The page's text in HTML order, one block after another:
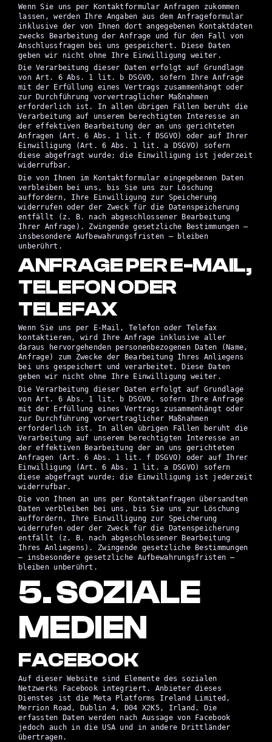
Wenn Sie uns per Kontaktformular Anfragen zukommen
lassen, werden Ihre Angaben aus dem Anfrageformular
inklusive der von Ihnen dort angegebenen Kontaktdaten
zwecks Bearbeitung der Anfrage und für den Fall von
Anschlussfragen bei uns gespeichert. Diese Daten
geben wir nicht ohne Ihre Einwilligung weiter.
Die Verarbeitung dieser Daten erfolgt auf Grundlage
von Art. 6 Abs. 1 lit. b DSGVO, sofern Ihre Anfrage
mit der Erfüllung eines Vertrags zusammenhängt oder
zur Durchführung vorvertraglicher Maßnahmen
erforderlich ist. In allen übrigen Fällen beruht die
Verarbeitung auf unserem berechtigten Interesse an
der effektiven Bearbeitung der an uns gerichteten
Anfragen (Art. 6 Abs. 1 lit. f DSGVO) oder auf Ihrer
Einwilligung (Art. 6 Abs. 1 lit. a DSGVO) sofern
diese abgefragt wurde; die Einwilligung ist jederzeit
widerrufbar.
Die von Ihnen im Kontaktformular eingegebenen Daten
verbleiben bei uns, bis Sie uns zur Löschung
auffordern, Ihre Einwilligung zur Speicherung
widerrufen oder der Zweck für die Datenspeicherung
entfällt (z. B. nach abgeschlossener Bearbeitung
Ihrer Anfrage). Zwingende gesetzliche Bestimmungen –
insbesondere Aufbewahrungsfristen – bleiben
unberührt.
ANFRAGE PER E-MAIL,
TELEFON ODER
TELEFAX
Wenn Sie uns per E-Mail, Telefon oder Telefax
kontaktieren, wird Ihre Anfrage inklusive aller
daraus hervorgehenden personenbezogenen Daten (Name,
Anfrage) zum Zwecke der Bearbeitung Ihres Anliegens
bei uns gespeichert und verarbeitet. Diese Daten
geben wir nicht ohne Ihre Einwilligung weiter.
Die Verarbeitung dieser Daten erfolgt auf Grundlage
von Art. 6 Abs. 1 lit. b DSGVO, sofern Ihre Anfrage
mit der Erfüllung eines Vertrags zusammenhängt oder
zur Durchführung vorvertraglicher Maßnahmen
erforderlich ist. In allen übrigen Fällen beruht die
Verarbeitung auf unserem berechtigten Interesse an
der effektiven Bearbeitung der an uns gerichteten
Anfragen (Art. 6 Abs. 1 lit. f DSGVO) oder auf Ihrer
Einwilligung (Art. 6 Abs. 1 lit. a DSGVO) sofern
diese abgefragt wurde; die Einwilligung ist jederzeit
widerrufbar.
Die von Ihnen an uns per Kontaktanfragen übersandten
Daten verbleiben bei uns, bis Sie uns zur Löschung
auffordern, Ihre Einwilligung zur Speicherung
widerrufen oder der Zweck für die Datenspeicherung
entfällt (z. B. nach abgeschlossener Bearbeitung
Ihres Anliegens). Zwingende gesetzliche Bestimmungen
– insbesondere gesetzliche Aufbewahrungsfristen –
bleiben unberührt.
5. SOZIALE
MEDIEN
FACEBOOK
Auf dieser Website sind Elemente des sozialen
Netzwerks Facebook integriert. Anbieter dieses
Dienstes ist die Meta Platforms Ireland Limited,
Merrion Road, Dublin 4, D04 X2K5, Irland. Die
erfassten Daten werden nach Aussage von Facebook
jedoch auch in die USA und in andere Drittländer
übertragen.